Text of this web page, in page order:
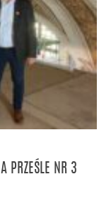
PRZEŚLE NR 3